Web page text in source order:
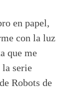
en papel,
con la luz
que me
la serie
Robots de